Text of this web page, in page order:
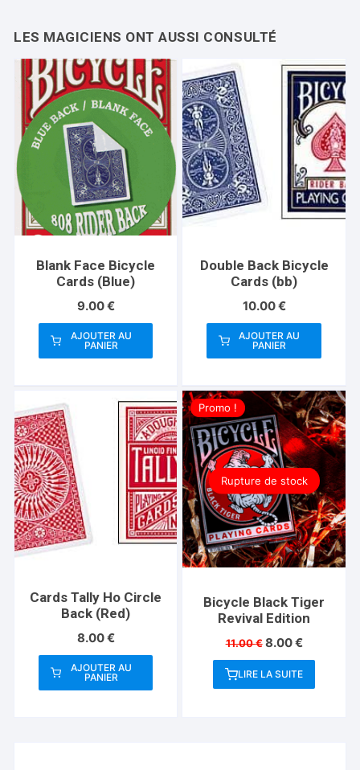
Blank Face Bicycle
Cards (Blue)
9.00€
AJOUTER AU
PANIER
Double Back Bicycle
Cards (bb)
10.00€
AJOUTER AU
PANIER
Cards Tally Ho Circle
Back (Red)
8.00€
AJOUTER AU
PANIER
Rupture de stock
Promo !
Bicycle Black Tiger
Revival Edition
11.00€ Le
prix
initial
était :
8.00€Le
prix
actuel
est :
LIRE LA SUITE